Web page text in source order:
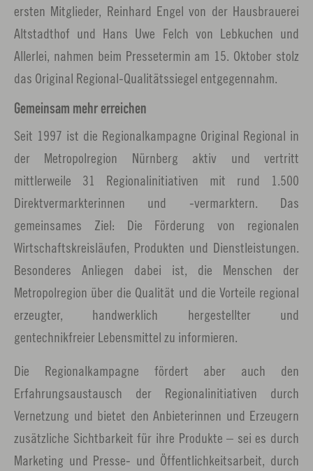
ersten Mitglieder, Reinhard Engel von der Hausbrauerei
Altstadthof und Hans Uwe Felch von Lebkuchen und
Allerlei, nahmen beim Pressetermin am 15. Oktober stolz
das Original Regional-Qualitätssiegel entgegennahm.
Gemeinsam mehr erreichen
Seit 1997 ist die Regionalkampagne Original Regional in
der Metropolregion Nürnberg aktiv und vertritt
mittlerweile 31 Regionalinitiativen mit rund 1.500
Direktvermarkterinnen und -vermarktern. Das
gemeinsames Ziel: Die Förderung von regionalen
Wirtschaftskreisläufen, Produkten und Dienstleistungen.
Besonderes Anliegen dabei ist, die Menschen der
Metropolregion über die Qualität und die Vorteile regional
erzeugter, handwerklich hergestellter und
gentechnikfreier Lebensmittel zu informieren.
Die Regionalkampagne fördert aber auch den
Erfahrungsaustausch der Regionalinitiativen durch
Vernetzung und bietet den Anbieterinnen und Erzeugern
zusätzliche Sichtbarkeit für ihre Produkte – sei es durch
Marketing und Presse- und Öffentlichkeitsarbeit, durch